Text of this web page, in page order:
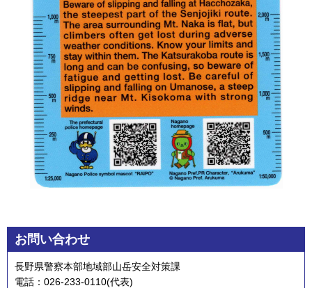
お問い合わせ
長野県警察本部地域部山岳安全対策課
電話：026-233-0110(代表)